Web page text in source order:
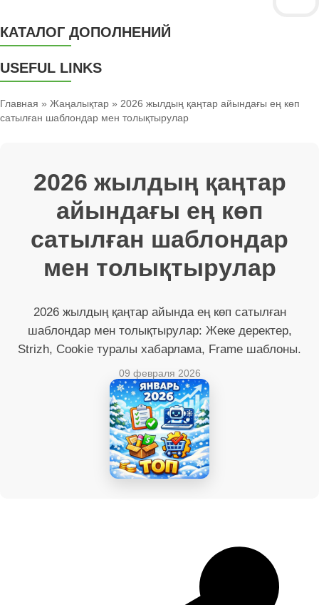
КАТАЛОГ ДОПОЛНЕНИЙ
USEFUL LINKS
Главная » Жаңалықтар » 2026 жылдың қаңтар айындағы ең көп
сатылған шаблондар мен толықтырулар
2026 жылдың қаңтар
айындағы ең көп
сатылған шаблондар
мен толықтырулар
2026 жылдың қаңтар айында ең көп сатылған
шаблондар мен толықтырулар: Жеке деректер,
Strizh, Cookie туралы хабарлама, Frame шаблоны.
09 февраля 2026